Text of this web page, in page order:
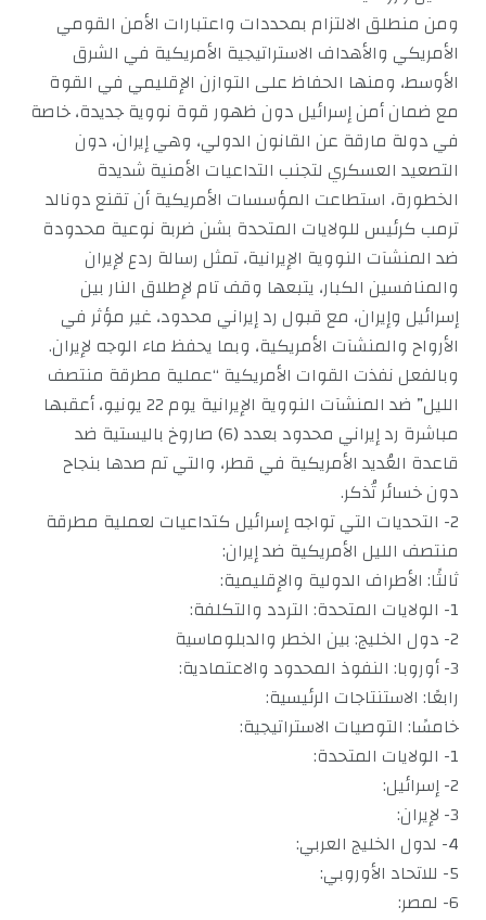
ومن منطلق الالتزام بمحددات واعتبارات الأمن القومي
الأمريكي والأهداف الاستراتيجية الأمريكية في الشرق
الأوسط، ومنها الحفاظ على التوازن الإقليمي في القوة
مع ضمان أمن إسرائيل دون ظهور قوة نووية جديدة، خاصة
في دولة مارقة عن القانون الدولي، وهي إيران، دون
التصعيد العسكري لتجنب التداعيات الأمنية شديدة
الخطورة، استطاعت المؤسسات الأمريكية أن تقنع دونالد
ترمب كرئيس للولايات المتحدة بشن ضربة نوعية محدودة
ضد المنشآت النووية الإيرانية، تمثل رسالة ردع لإيران
والمنافسين الكبار، يتبعها وقف تام لإطلاق النار بين
إسرائيل وإيران، مع قبول رد إيراني محدود، غير مؤثر في
الأرواح والمنشآت الأمريكية، وبما يحفظ ماء الوجه لإيران.
وبالفعل نفذت القوات الأمريكية “عملية مطرقة منتصف
الليل” ضد المنشآت النووية الإيرانية يوم 22 يونيو، أعقبها
مباشرة رد إيراني محدود بعدد (6) صاروخ باليستية ضد
قاعدة العُديد الأمريكية في قطر، والتي تم صدها بنجاح
دون خسائر تُذكر.
2- التحديات التي تواجه إسرائيل كتداعيات لعملية مطرقة
منتصف الليل الأمريكية ضد إيران:
ثالثًا: الأطراف الدولية والإقليمية:
1- الولايات المتحدة: التردد والتكلفة:
2- دول الخليج: بين الخطر والدبلوماسية
3- أوروبا: النفوذ المحدود والاعتمادية:
رابعًا: الاستنتاجات الرئيسية:
خامسًا: التوصيات الاستراتيجية:
1- الولايات المتحدة:
2- إسرائيل:
3- لإيران:
4- لدول الخليج العربي:
5- للاتحاد الأوروبي:
6- لمصر: